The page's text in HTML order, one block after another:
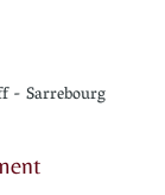
- Sarrebourg